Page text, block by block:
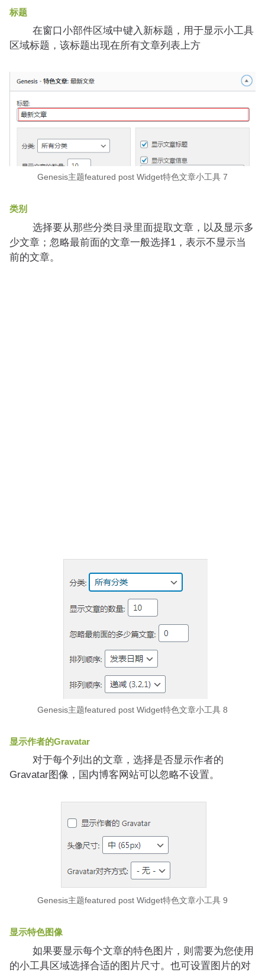
标题
在窗口小部件区域中键入新标题，用于显示小工具
区域标题，该标题出现在所有文章列表上方
Genesis主题featured post Widget特色文章小工具 7
类别
选择要从那些分类目录里面提取文章，以及显示多
少文章；忽略最前面的文章一般选择1，表示不显示当
前的文章。
Genesis主题featured post Widget特色文章小工具 8
显示作者的Gravatar
对于每个列出的文章，选择是否显示作者的
Gravatar图像，国内博客网站可以忽略不设置。
Genesis主题featured post Widget特色文章小工具 9
显示特色图像
如果要显示每个文章的特色图片，则需要为您使用
的小工具区域选择合适的图片尺寸。也可设置图片的对